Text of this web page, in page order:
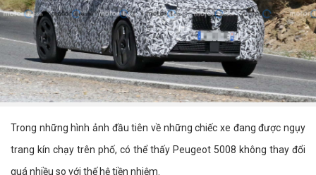
Trong những hình ảnh đầu tiên về những chiếc xe đang được ngụy
trang kín chạy trên phố, có thể thấy Peugeot 5008 không thay đổi
quá nhiều so với thế hệ tiền nhiệm.